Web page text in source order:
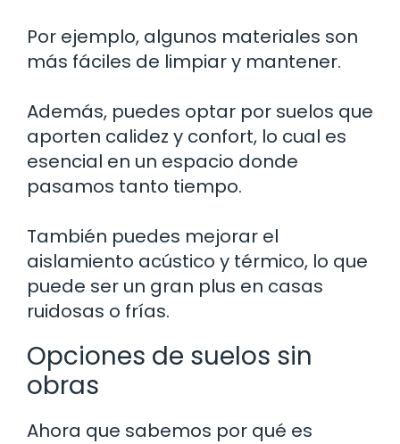
Por ejemplo, algunos materiales son
más fáciles de limpiar y mantener.
Además, puedes optar por suelos que
aporten calidez y confort, lo cual es
esencial en un espacio donde
pasamos tanto tiempo.
También puedes mejorar el
aislamiento acústico y térmico, lo que
puede ser un gran plus en casas
ruidosas o frías.
Opciones de suelos sin
obras
Ahora que sabemos por qué es